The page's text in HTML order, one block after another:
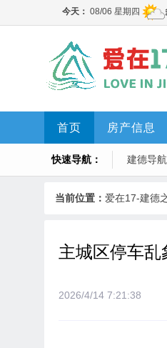
首页 房产信息
快速导航： 建德导航
当前位置： 爱在17-建德
主城区停车乱
2026/4/14 7:21:38